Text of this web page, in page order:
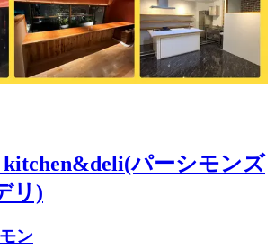
kitchen&deli(パーシモンズ
リ)
ン